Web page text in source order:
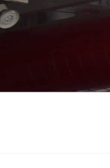
İçeriğe
geç